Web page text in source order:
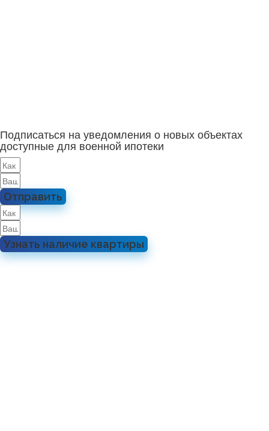
Подписаться на уведомления о новых объектах
доступные для военной ипотеки
Отправить
Узнать наличие квартиры